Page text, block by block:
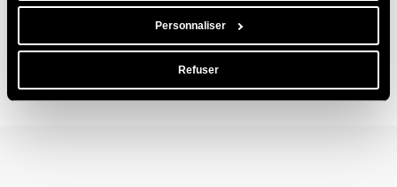
Personnaliser
Refuser
Comment restaurer un site web supprimé